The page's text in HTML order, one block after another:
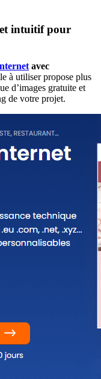
intuitif pour
avec
à utiliser propose plus
d’images gratuite et
de votre projet.